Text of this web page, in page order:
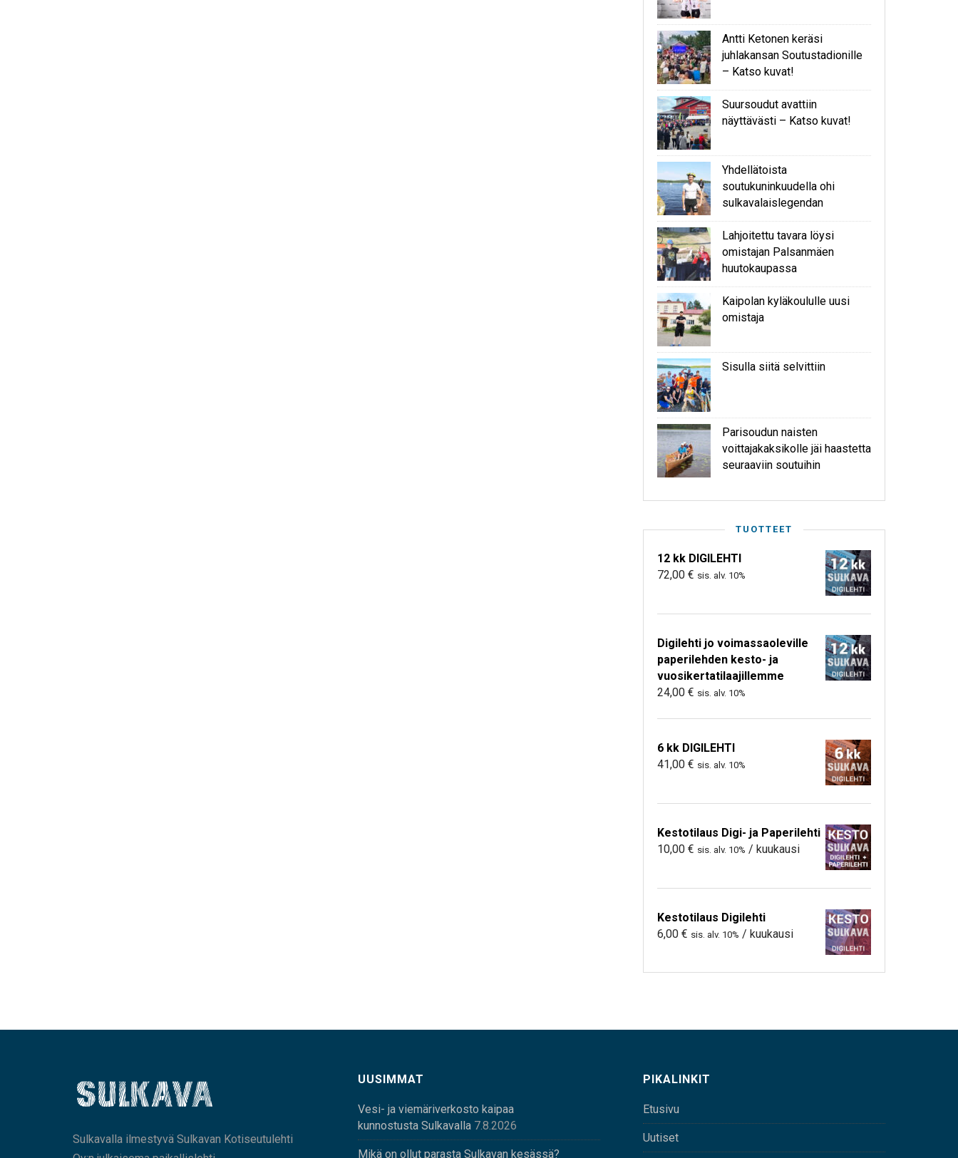
Antti Ketonen keräsi
juhlakansan Soutustadionille
– Katso kuvat!
Suursoudut avattiin
näyttävästi – Katso kuvat!
Yhdellätoista
soutukuninkuudella ohi
sulkavalaislegendan
Lahjoitettu tavara löysi
omistajan Palsanmäen
huutokaupassa
Kaipolan kyläkoululle uusi
omistaja
Sisulla siitä selvittiin
Parisoudun naisten
voittajakaksikolle jäi haastetta
seuraaviin soutuihin
TUOTTEET
12 kk DIGILEHTI
72,00 € sis. alv. 10%
Digilehti jo voimassaoleville
paperilehden kesto- ja
vuosikertatilaajillemme
24,00 € sis. alv. 10%
6 kk DIGILEHTI
41,00 € sis. alv. 10%
Kestotilaus Digi- ja Paperilehti
10,00 € sis. alv. 10% / kuukausi
Kestotilaus Digilehti
6,00 € sis. alv. 10% / kuukausi
Sulkavalla ilmestyvä Sulkavan Kotiseutulehti
UUSIMMAT
Vesi- ja viemäriverkosto kaipaa
kunnostusta Sulkavalla 7.8.2026
Mikä on ollut parasta Sulkavan kesässä?
PIKALINKIT
Etusivu
Uutiset